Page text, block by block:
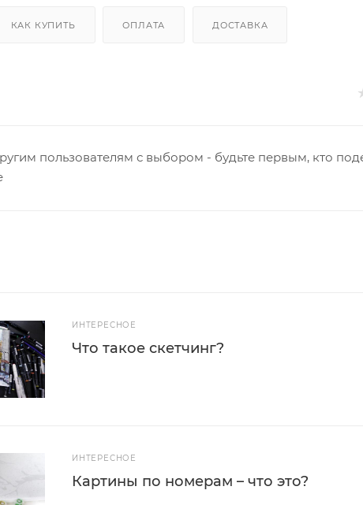
КАК КУПИТЬ ОПЛАТА ДОСТАВКА
пользователям с выбором - будьте первым, кто
ИНТЕРЕСНОЕ
Что такое скетчинг?
ИНТЕРЕСНОЕ
Картины по номерам – что это?